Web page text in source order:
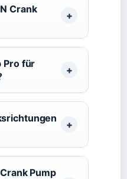
Crank
Pro für
Pump